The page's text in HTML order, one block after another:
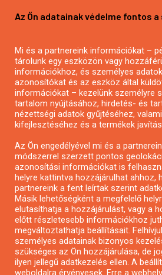
Mezőgazdasági pályázatírás
Pályázatírás civil szervezeteknek
Pályázatírás önkormányzatoknak
Pályázatfigyelés
Specifikus pályázatfigyelés vagy
Pályázatok magánszemélyeknek
Pályázatok civil szervezeteknek
Pályázatok vállalkozásoknak
Önkormányzati pályázatok
Mezőgazdasági pályázatok
Falusi turizmus pályázatok
Az Ön adatainak védelme fontos
Mi és a partnereink információkat –
tárolunk egy eszközön vagy
információkhoz, és személyes
azonosítókat és az eszköz által
információkat – kezelünk személyre
tartalom nyújtásához, hirdetés- és
nézettségi adatok gyűjtéséhez,
kifejlesztéséhez és a termékek
Az Ön engedélyével mi és a
módszerrel szerzett pontos
azonosítási információkat is
helyre kattintva hozzájárulhat ahhoz,
partnereink a fent leírtak szerint
Másik lehetőségként a megfelelő
elutasíthatja a hozzájárulást, vagy a
előtt részletesebb információkhoz
megváltoztathatja beállításait.
személyes adatainak bizonyos
szükséges az Ön hozzájárulása, de
ilyen jellegű adatkezelés ellen. A
weboldalra érvényesek. Erre a